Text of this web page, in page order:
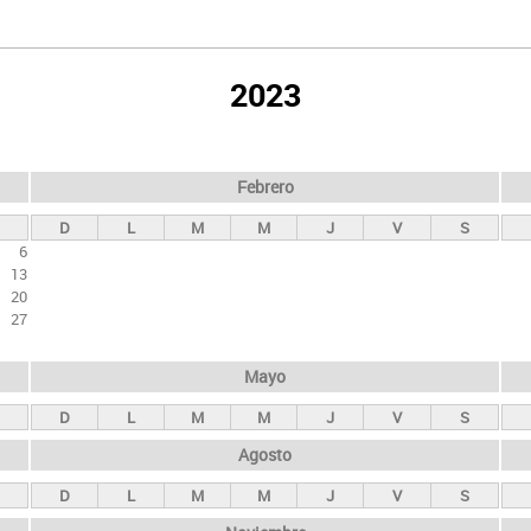
2023
6
13
20
27
Febrero
D L M M J V S
Mayo
D L M M J V S
Agosto
D L M M J V S